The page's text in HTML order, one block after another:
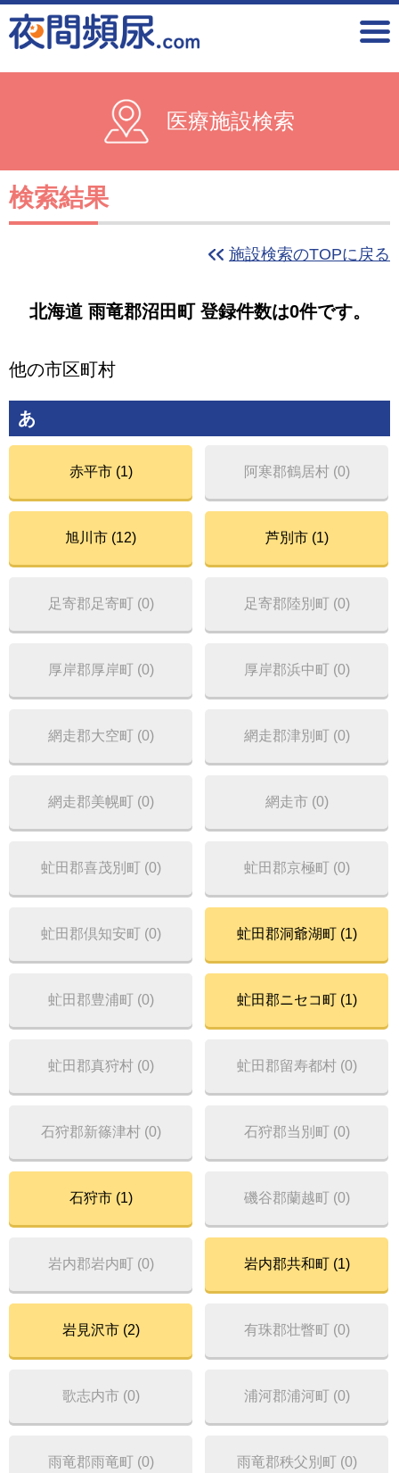
医療施設検索
検索結果
施設検索のTOPに戻る
北海道 雨竜郡沼田町 登録件数は0件です。
他の市区町村
あ
赤平市 (1) 阿寒郡鶴居村 (0)
旭川市 (12) 芦別市 (1)
足寄郡足寄町 (0) 足寄郡陸別町 (0)
厚岸郡厚岸町 (0) 厚岸郡浜中町 (0)
網走郡大空町 (0) 網走郡津別町 (0)
網走郡美幌町 (0) 網走市 (0)
虻田郡喜茂別町 (0) 虻田郡京極町 (0)
虻田郡倶知安町 (0) 虻田郡洞爺湖町 (1)
虻田郡豊浦町 (0) 虻田郡ニセコ町 (1)
虻田郡真狩村 (0) 虻田郡留寿都村 (0)
石狩郡新篠津村 (0) 石狩郡当別町 (0)
石狩市 (1) 磯谷郡蘭越町 (0)
岩内郡岩内町 (0) 岩内郡共和町 (1)
岩見沢市 (2) 有珠郡壮瞥町 (0)
歌志内市 (0) 浦河郡浦河町 (0)
雨竜郡雨竜町 (0) 雨竜郡秩父別町 (0)